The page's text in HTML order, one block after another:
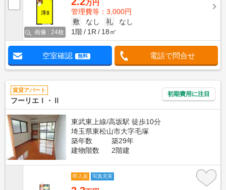
画像 : 24枚
万円
管理費等：3,000円
敷
なし 礼
なし
1階
1R 18㎡
空室確認 無料 電話で問合せ
賃貸アパート
フーリエⅠ・Ⅱ
初期費用に注目
東武東上線/高坂駅 徒歩10分
埼玉県東松山市大字毛塚
築年数
築29年
建物階数
2階建
即入居 写真充実